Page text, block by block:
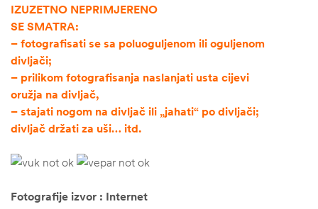
IZUZETNO NEPRIMJERENO
SE SMATRA:
– fotografisati se sa poluoguljenom ili oguljenom
divljači;
– prilikom fotografisanja naslanjati usta cijevi
oružja na divljač,
– stajati nogom na divljač ili „jahati“ po divljači;
divljač držati za uši… itd.
Fotografije izvor : Internet